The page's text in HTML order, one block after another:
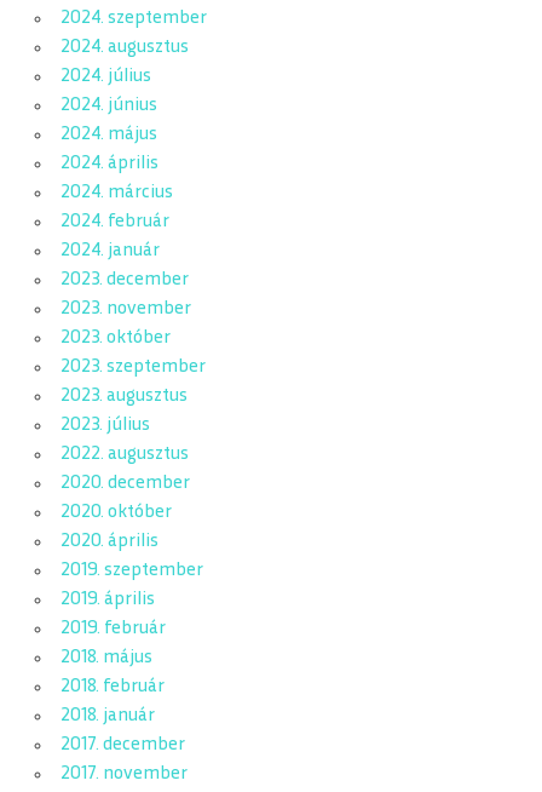
2024. szeptember
2024. augusztus
2024. július
2024. június
2024. május
2024. április
2024. március
2024. február
2024. január
2023. december
2023. november
2023. október
2023. szeptember
2023. augusztus
2023. július
2022. augusztus
2020. december
2020. október
2020. április
2019. szeptember
2019. április
2019. február
2018. május
2018. február
2018. január
2017. december
2017. november